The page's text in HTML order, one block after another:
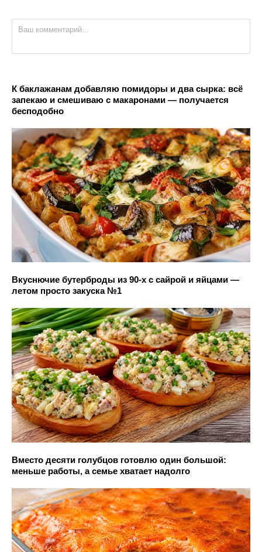
К баклажанам добавляю помидоры и два сырка: всё
запекаю и смешиваю с макаронами — получается
бесподобно
Вкуснючие бутерброды из 90-х с сайрой и яйцами —
летом просто закуска №1
Вместо десяти голубцов готовлю один большой:
меньше работы, а семье хватает надолго